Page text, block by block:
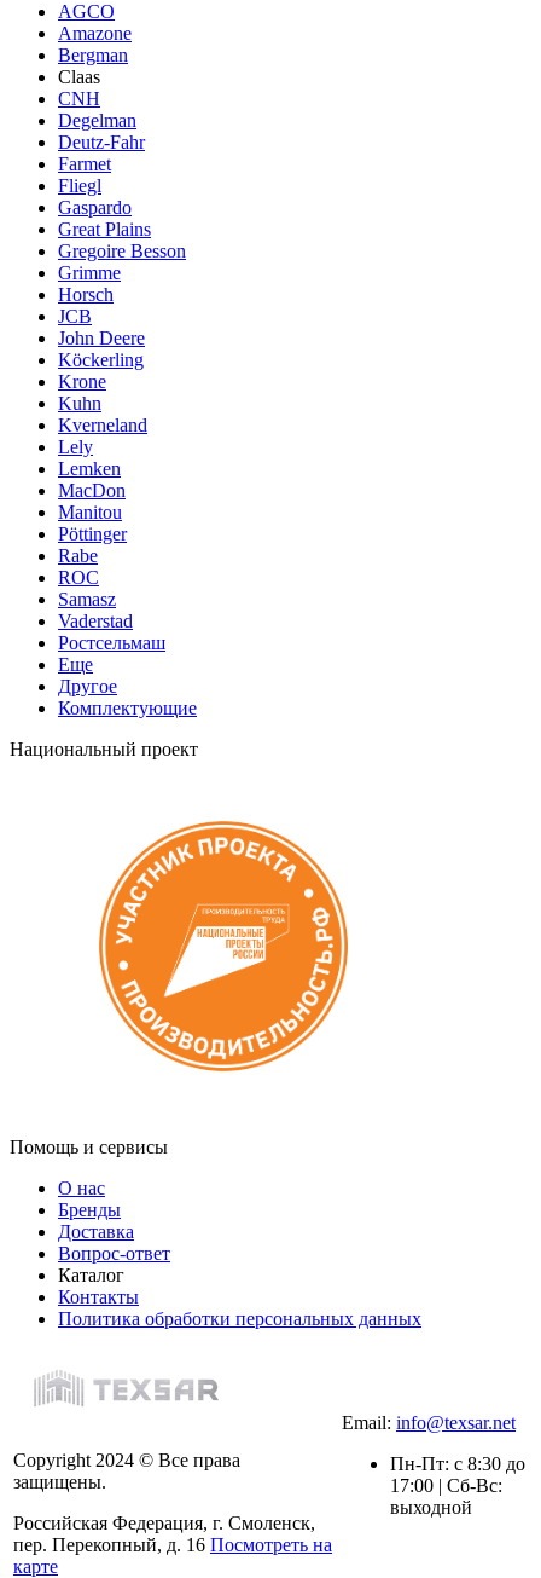
AGCO
Amazone
Bergman
Claas
CNH
Degelman
Deutz-Fahr
Farmet
Fliegl
Gaspardo
Great Plains
Gregoire Besson
Grimme
Horsch
JCB
John Deere
Köckerling
Krone
Kuhn
Kverneland
Lely
Lemken
MacDon
Manitou
Pöttinger
Rabe
ROC
Samasz
Vaderstad
Ростсельмаш
Еще
Другое
Комплектующие
Национальный проект
Помощь и сервисы
О нас
Бренды
Доставка
Вопрос-ответ
Каталог
Контакты
Политика обработки персональных данных
Copyright 2024 © Все права
защищены.
Российская Федерация, г. Смоленск,
пер. Перекопный, д. 16 Посмотреть на
карте
Email: info@texsar.net
Пн-Пт: с 8:30 до
17:00 | Сб-Вс:
выходной